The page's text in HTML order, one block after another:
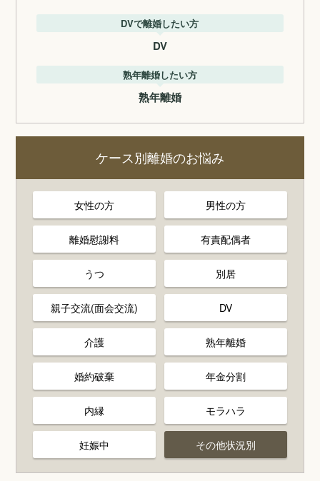
DVで離婚したい方
DV
熟年離婚したい方
熟年離婚
ケース別離婚のお悩み
女性の方 男性の方
離婚慰謝料 有責配偶者
うつ 別居
親子交流(面会交流) DV
介護 熟年離婚
婚約破棄 年金分割
内縁 モラハラ
妊娠中 その他状況別